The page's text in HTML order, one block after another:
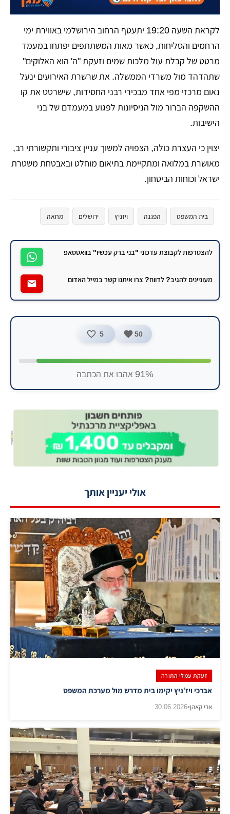
לקראת השעה 19:20 יתעטף הרחוב הירושלמי באווירת ימי
הרחמים והסליחות, כאשר מאות המשתתפים יפתחו במעמד
מרטט של קבלת עול מלכות שמים וזעקת "ה' הוא האלוקים"
שתהדהד מול משרדי הממשלה. את שרשרת האירועים ינעל
נאום מרכזי מפי אחד מבכירי רבני החסידות, שישרטט את קו
ההשקפה הברור מול הניסיונות לפגוע במעמדם של בני
הישיבות.
יצוין כי העצרת כולה, הצפויה למשוך עניין ציבורי ותקשורתי רב,
מאושרת במלואה ומתקיימת בתיאום מוחלט ובאבטחת משטרת
ישראל וכוחות הביטחון.
בית המשפט הפגנה ויזניץ ירושלים מחאה
להצטרפות לקבוצת עדכוני "בני ברק עכשיו" בוואטסאפ
מעוניינים להגיב? לדווח? צרו איתנו קשר במייל האדום
50
5
91% אהבו את הכתבה
אולי יעניין אותך
זעקת עמלי התורה
אברכי ויז'ניץ יקימו בית מדרש מול מערכת המשפט
ארי קאהן•
30.06.2026